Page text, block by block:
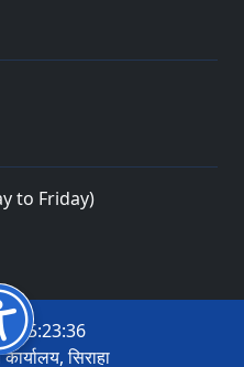
to Friday)
15:23:36
सिराहा